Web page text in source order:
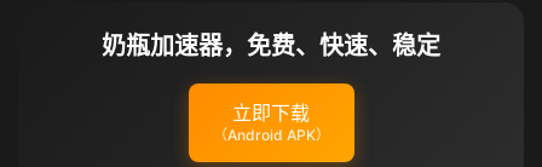
奶瓶加速器，免费、快速、稳定
立即下载
（Android APK）